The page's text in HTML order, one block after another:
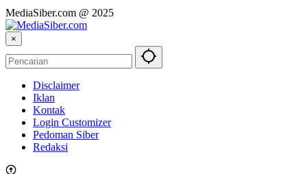
MediaSiber.com @ 2025
×
Disclaimer
Iklan
Kontak
Login Customizer
Pedoman Siber
Redaksi